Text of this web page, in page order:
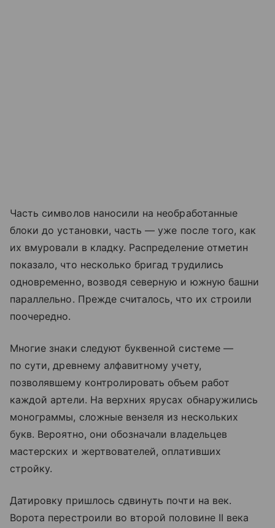
Часть символов наносили на необработанные
блоки до установки, часть — уже после того, как
их вмуровали в кладку. Распределение отметин
показало, что несколько бригад трудились
одновременно, возводя северную и южную башни
параллельно. Прежде считалось, что их строили
поочередно.
Многие знаки следуют буквенной системе —
по сути, древнему алфавитному учету,
позволявшему контролировать объем работ
каждой артели. На верхних ярусах обнаружились
монограммы, сложные вензеля из нескольких
букв. Вероятно, они обозначали владельцев
мастерских и жертвователей, оплативших
стройку.
Датировку пришлось сдвинуть почти на век.
Ворота перестроили во второй половине II века